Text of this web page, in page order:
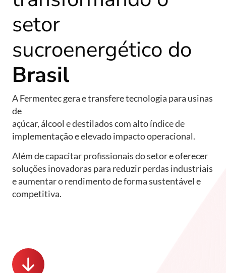
setor
sucroenergético do
Brasil
A Fermentec gera e transfere tecnologia para usinas
de
açúcar, álcool e destilados com alto índice de
implementação e elevado impacto operacional.
Além de capacitar profissionais do setor e oferecer
soluções inovadoras para reduzir perdas industriais
e aumentar o rendimento de forma sustentável e
competitiva.